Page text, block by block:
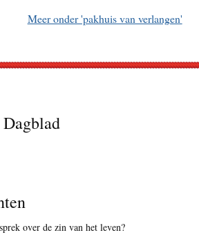
Meer onder 'pakhuis van verlangen'
over de zin van het leven?